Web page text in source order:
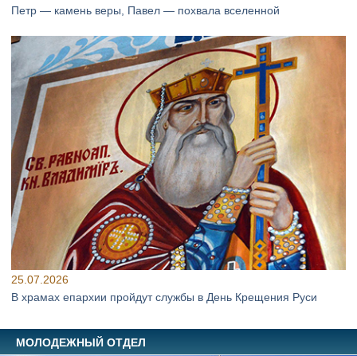
Петр — камень веры, Павел — похвала вселенной
25.07.2026
В храмах епархии пройдут службы в День Крещения Руси
МОЛОДЕЖНЫЙ ОТДЕЛ